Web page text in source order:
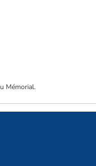
Mémorial.